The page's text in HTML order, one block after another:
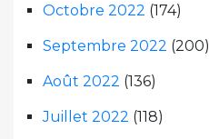
Octobre 2022 (174)
Septembre 2022 (200)
Août 2022 (136)
Juillet 2022 (118)